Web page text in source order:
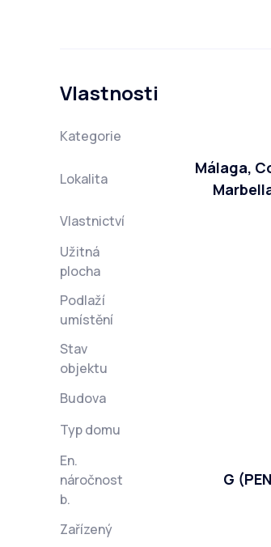
Vlastnosti
Kategorie
Lokalita
Málaga,
Vlastnictví
Užitná
plocha
Podlaží
umístění
Stav
objektu
Budova
Typ domu
En.
náročnost
b.
G
Zařízený